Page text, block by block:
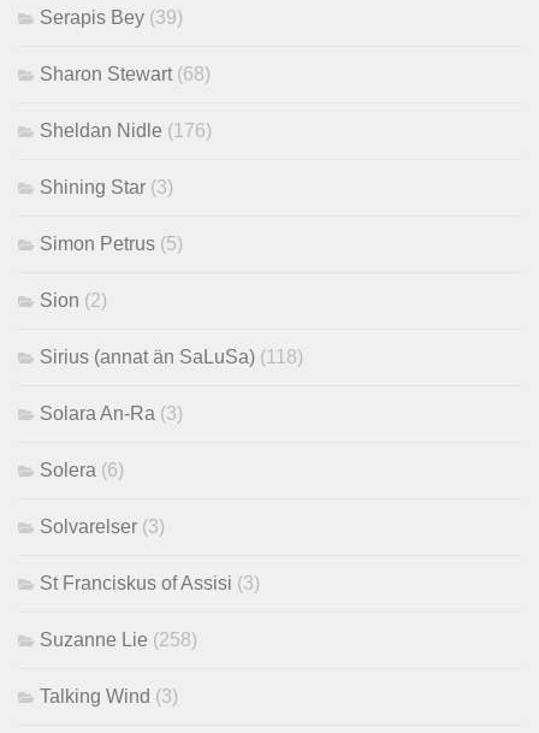
Serapis Bey (39)
Sharon Stewart (68)
Sheldan Nidle (176)
Shining Star (3)
Simon Petrus (5)
Sion (2)
Sirius (annat än SaLuSa) (118)
Solara An-Ra (3)
Solera (6)
Solvarelser (3)
St Franciskus of Assisi (3)
Suzanne Lie (258)
Talking Wind (3)